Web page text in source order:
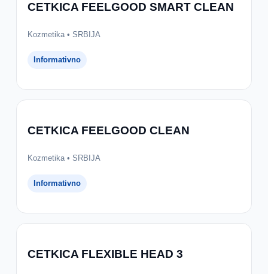
CETKICA FEELGOOD SMART CLEAN
Kozmetika • SRBIJA
Informativno
CETKICA FEELGOOD CLEAN
Kozmetika • SRBIJA
Informativno
CETKICA FLEXIBLE HEAD 3